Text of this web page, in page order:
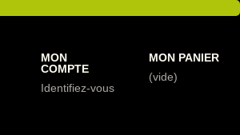
MON
COMPTE
Identifiez-vous
MON PANIER
(vide)